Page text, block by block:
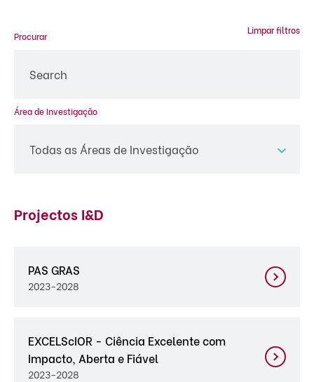
Procurar
Limpar filtros
Área de Investigação
Todas as Áreas de Investigação
Projectos I&D
PAS GRAS
2023-2028
EXCELScIOR - Ciência Excelente com
Impacto, Aberta e Fiável
2023-2028